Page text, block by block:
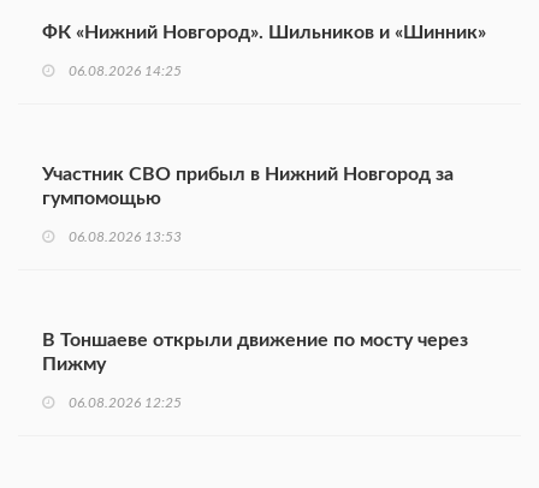
ФК «Нижний Новгород». Шильников и «Шинник»
06.08.2026 14:25
Участник СВО прибыл в Нижний Новгород за
гумпомощью
06.08.2026 13:53
В Тоншаеве открыли движение по мосту через
Пижму
06.08.2026 12:25